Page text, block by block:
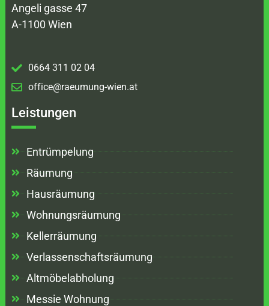
Angeli gasse 47
A-1100 Wien
0664 311 02 04
office@raeumung-wien.at
Leistungen
Entrümpelung
Räumung
Hausräumung
Wohnungsräumung
Kellerräumung
Verlassenschaftsräumung
Altmöbelabholung
Messie Wohnung